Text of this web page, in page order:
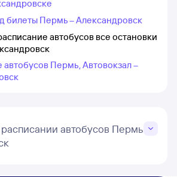
билеты Пермь – Александровск
автобусов все остановки
автобусов Пермь, Автовокзал –
автобусов Пермь